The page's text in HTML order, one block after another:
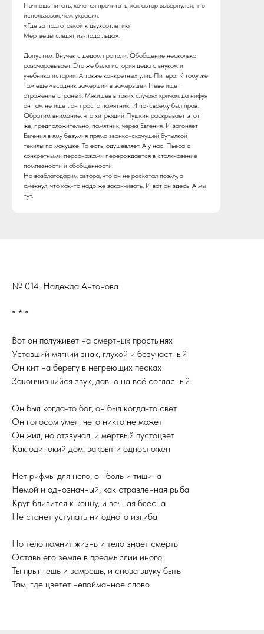
Начнешь читать, хочется прочитать, как автор вывернулся, что
использовал, чем украсил.
«‎Где за подготовкой к двухсотлетию
Мертвецы следят из-подо льда»‎.
Допустим. Внучек с дедом пропали. Обобщение несколько
разочаровывает. Это же была история деда с внуком и
учебника истории. А также конкретных улиц Питера. К тому же
там еще «‎всадник замерший в замерзшей Неве ищет
отражение страны»‎. Мякишев в таких случаях кричал: да нифуя
он там не ищет, он просто памятник. И по-своему был прав.
Обратим внимание, что хитрющий Пушкин раскрывает этот
же, предположительно, памятник, через Евгения. И загоняет
Евгения в яму безумия прямо звонко-скачущей бутылкой
текилы по макушке. То есть, одушевляет. А у нас. Пьеса с
конкретными персонажами перерождается в столкновение
помпезности и обобщенности.
Но возблагодарим автора, что он не раскатал поэму, а
смекнул, что как-то надо же заканчивать. И вот он здесь. А мы
тут.
№ 014: Надежда Антонова
* * *
Вот он полуживет на смертных простынях
Уставший мягкий знак, глухой и безучастный
Он кит на берегу в негреющих песках
Закончившийся звук, давно на всё согласный
Он был когда-то бог, он был когда-то свет
Он голосом умел, чего никто не может
Он жил, но отзвучал, и мертвый пустоцвет
Как одинокий дом, закрыт и односложен
Нет рифмы для него, он боль и тишина
Немой и однозначный, как стравленная рыба
Круг близится к концу, и вечная блесна
Не станет уступать ни одного изгиба
Но тело помнит жизнь и тело знает смерть
Оставь его земле в предмыслии иного
Ты прыгнешь и замрешь, и снова звуку быть
Там, где цветет непойманное слово